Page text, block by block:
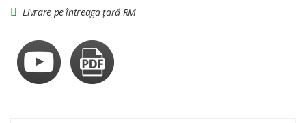
Livrare pe întreaga țară RM